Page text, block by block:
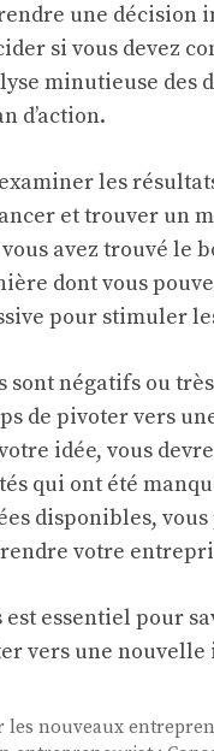
une
si vous devez
minutieuse des
d’action.
les
et trouver un
avez trouvé le
dont vous
pour stimuler
sont négatifs ou
de pivoter vers
idée, vous
qui ont été
disponibles,
votre
essentiel pour
vers une nouvelle
les nouveaux